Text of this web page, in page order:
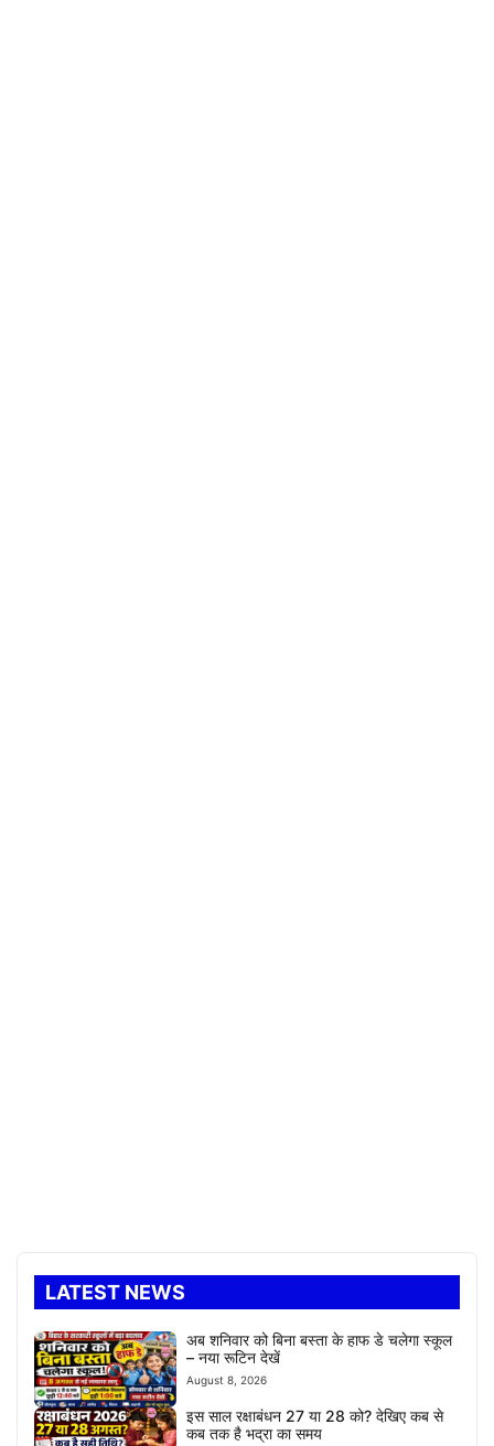
LATEST NEWS
अब शनिवार को बिना बस्ता के हाफ डे चलेगा स्कूल
– नया रूटिन देखें
August 8, 2026
इस साल रक्षाबंधन 27 या 28 को? देखिए कब से
कब तक है भद्रा का समय